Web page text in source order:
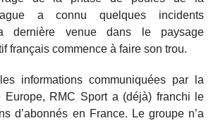
a connu quelques incidents
dernière venue dans le paysage
français commence à faire son trou.
informations communiquées par la
Europe, RMC Sport a (déjà) franchi le
d’abonnés en France. Le groupe n’a